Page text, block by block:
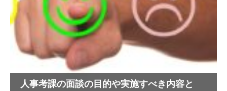
人事考課の面談の目的や実施すべき内容と